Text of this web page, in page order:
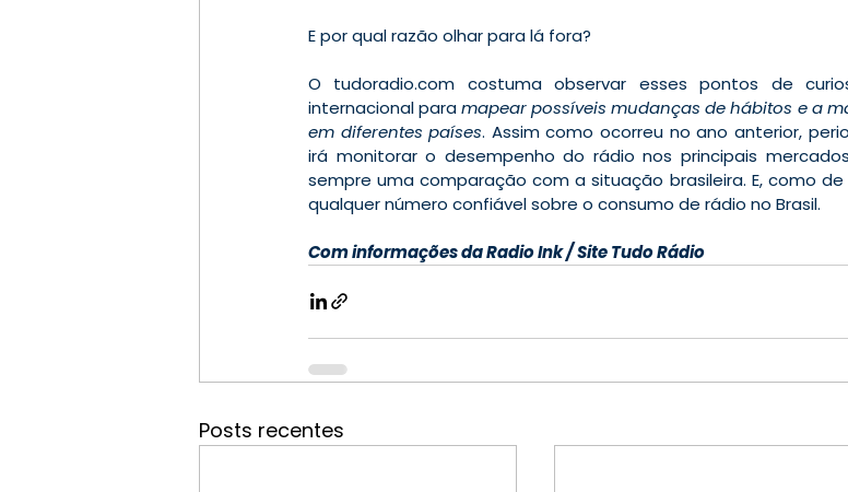
E por qual razão olhar para lá fora?
O tudoradio.com costuma observar esses pontos de
internacional para mapear possíveis mudanças de hábitos e a
em diferentes países. Assim como ocorreu no ano anterior,
irá monitorar o desempenho do rádio nos principais
sempre uma comparação com a situação brasileira. E, como
qualquer número confiável sobre o consumo de rádio no Brasil.
Com informações da Radio Ink / Site Tudo Rádio
Posts recentes